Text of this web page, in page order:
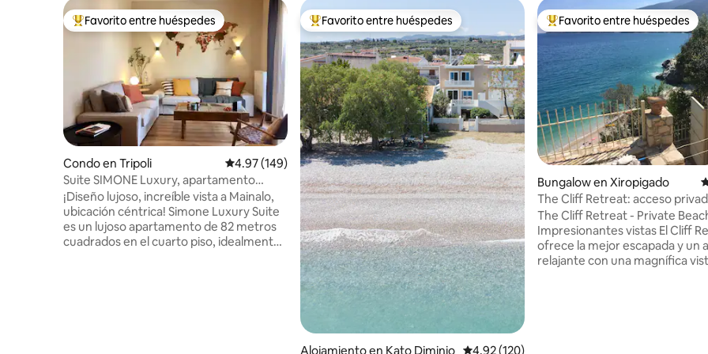
Favorito entre huéspedes preferido
Favorito entre huéspedes
Condo en Tripoli Calificación promedio: 4.97 de 5, 149 reseñas
4.97 (149)
Suite SIMONE Luxury, apartamento
céntrico moderno
¡Diseño lujoso, increíble vista a Mainalo,
ubicación céntrica! Simone Luxury Suite
es un lujoso apartamento de 82 metros
cuadrados en el cuarto piso, idealmente
Favorito entre huéspedes preferido
Favorito entre huéspedes
Alojamiento en Kato Diminio Calificación promedio: 4.92 de 5, 120 reseñas
4.92 (120)
Favorito entre huéspedes
Favorito entre huéspedes
Bungalow en Xiropigado
The Cliff Retreat: acceso
playa - vistas al mar
The Cliff Retreat - Private
Impresionantes vistas El Cliff Retreat te
ofrece la mejor escapada y un
relajante con una magnífica